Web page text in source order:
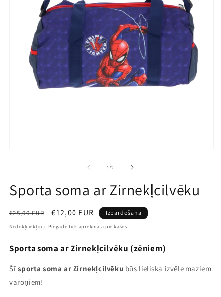
1/no2
Sporta soma ar Zirnekļcilvēku
Parastā
cena
€25,00 EUR
Pārdošanas
cena
€12,00 EUR Izpārdošana
Nodokļi iekļauti. Piegāde tiek aprēķināta pie kases.
Sporta soma ar Zirnekļcilvēku (zēniem)
Šī sporta soma ar Zirnekļcilvēku būs lieliska izvēle maziem
varoņiem!